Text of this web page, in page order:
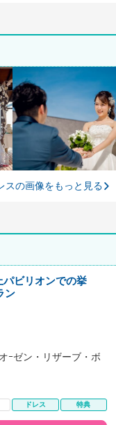
スの画像をもっと見る
パビリオンでの挙
ン
ｰゼン・リザーブ・ボ
ドレス 特典